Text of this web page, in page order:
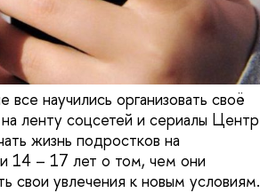
научились организовать своё
ленту соцсетей и сериалы Центр
жизнь подростков на
14 – 17 лет о том, чем они
свои увлечения к новым условиям.